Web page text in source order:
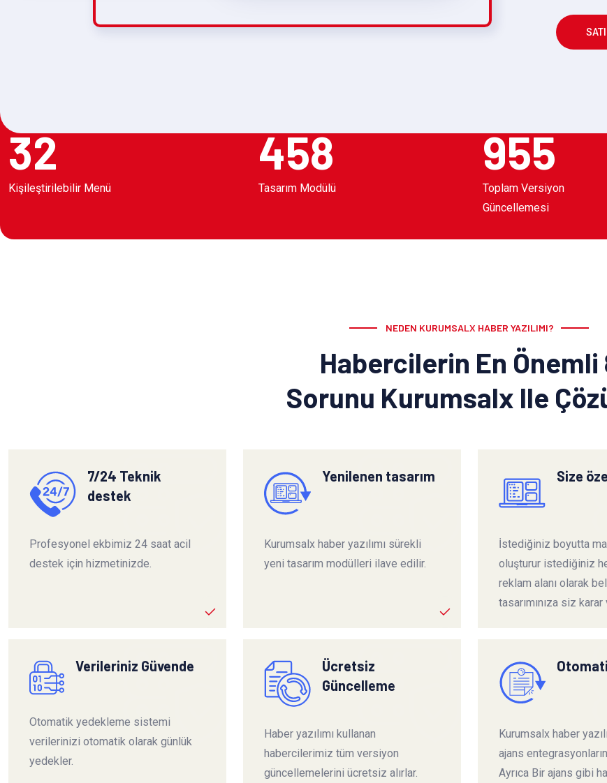
32
Kişileştirilebilir Menü
458
Tasarım Modülü
955
Toplam Versiyon
Güncellemesi
NEDEN KURUMSALX HABER YAZILIMI?
Habercilerin En Önemli
Sorunu Kurumsalx Ile
7/24 Teknik
destek
Profesyonel ekbimiz 24 saat acil
destek için hizmetinizde.
Yenilenen tasarım
Kurumsalx haber yazılımı sürekli
yeni tasarım modülleri ilave edilir.
Size
İstediğiniz boyutta
oluşturur istediğiniz
reklam alanı olarak
tasarımınıza siz
Verileriniz Güvende
Otomatik yedekleme sistemi
verilerinizi otomatik olarak günlük
yedekler.
Ücretsiz
Güncelleme
Haber yazılımı kullanan
habercilerimiz tüm versiyon
güncellemelerini ücretsiz alırlar.
Kurumsalx haber
ajans
Ayrıca Bir ajans gibi